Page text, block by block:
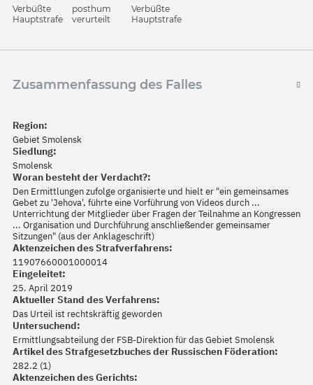
Verbüßte
Hauptstrafe
posthum
verurteilt
Verbüßte
Hauptstrafe
Zusammenfassung des Falles
Region:
Gebiet Smolensk
Siedlung:
Smolensk
Woran besteht der Verdacht?:
Den Ermittlungen zufolge organisierte und hielt er "ein gemeinsames
Gebet zu 'Jehova', führte eine Vorführung von Videos durch ...
Unterrichtung der Mitglieder über Fragen der Teilnahme an Kongressen
... Organisation und Durchführung anschließender gemeinsamer
Sitzungen" (aus der Anklageschrift)
Aktenzeichen des Strafverfahrens:
11907660001000014
Eingeleitet:
25. April 2019
Aktueller Stand des Verfahrens:
Das Urteil ist rechtskräftig geworden
Untersuchend:
Ermittlungsabteilung der FSB-Direktion für das Gebiet Smolensk
Artikel des Strafgesetzbuches der Russischen Föderation:
282.2 (1)
Aktenzeichen des Gerichts: